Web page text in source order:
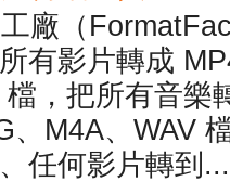
廠（
有影片轉成
檔，把所有音樂
、M4A、WAV
任何影片轉到...